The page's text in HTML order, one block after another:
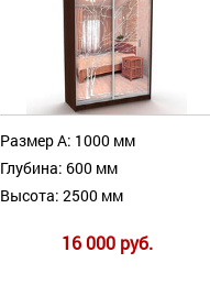
Размер А: 1000 мм
Глубина: 600 мм
Высота: 2500 мм
16 000 руб.